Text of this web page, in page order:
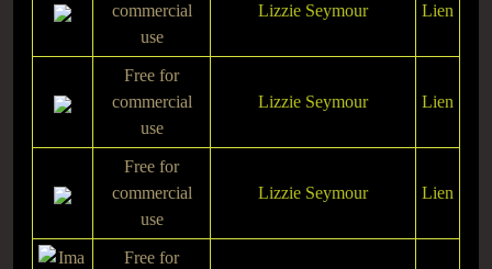
commercial
use
Lizzie Seymour Lien
Free for
commercial
use
Lizzie Seymour Lien
Free for
commercial
use
Lizzie Seymour Lien
Free for